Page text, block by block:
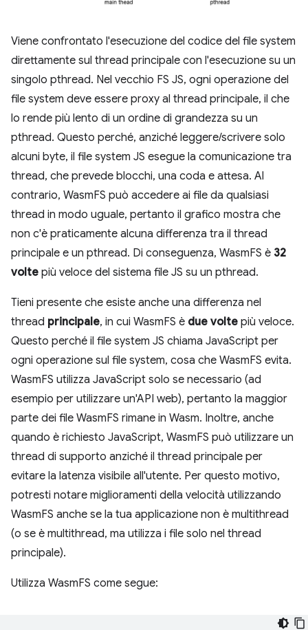
Viene confrontato l'esecuzione del codice del file system
direttamente sul thread principale con l'esecuzione su un
singolo pthread. Nel vecchio FS JS, ogni operazione del
file system deve essere proxy al thread principale, il che
lo rende più lento di un ordine di grandezza su un
pthread. Questo perché, anziché leggere/scrivere solo
alcuni byte, il file system JS esegue la comunicazione tra
thread, che prevede blocchi, una coda e attesa. Al
contrario, WasmFS può accedere ai file da qualsiasi
thread in modo uguale, pertanto il grafico mostra che
non c'è praticamente alcuna differenza tra il thread
principale e un pthread. Di conseguenza, WasmFS è 32
volte più veloce del sistema file JS su un pthread.
Tieni presente che esiste anche una differenza nel
thread principale, in cui WasmFS è due volte più veloce.
Questo perché il file system JS chiama JavaScript per
ogni operazione sul file system, cosa che WasmFS evita.
WasmFS utilizza JavaScript solo se necessario (ad
esempio per utilizzare un'API web), pertanto la maggior
parte dei file WasmFS rimane in Wasm. Inoltre, anche
quando è richiesto JavaScript, WasmFS può utilizzare un
thread di supporto anziché il thread principale per
evitare la latenza visibile all'utente. Per questo motivo,
potresti notare miglioramenti della velocità utilizzando
WasmFS anche se la tua applicazione non è multithread
(o se è multithread, ma utilizza i file solo nel thread
principale).
Utilizza WasmFS come segue: